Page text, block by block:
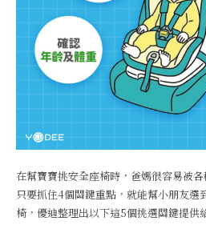
在幫寶寶挑安全座椅時，爸媽很容易被
只要抓住4個關鍵重點，就能幫小朋友選
椅，優迪整理出以下這5個挑選關鍵提供